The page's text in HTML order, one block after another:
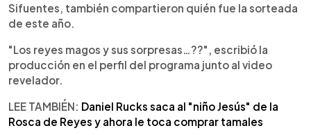
Sifuentes, también compartieron quién fue la sorteada
de este año.
"Los reyes magos y sus sorpresas…??", escribió la
producción en el perfil del programa junto al video
revelador.
LEE TAMBIÉN: Daniel Rucks saca al "niño Jesús" de la
Rosca de Reyes y ahora le toca comprar tamales